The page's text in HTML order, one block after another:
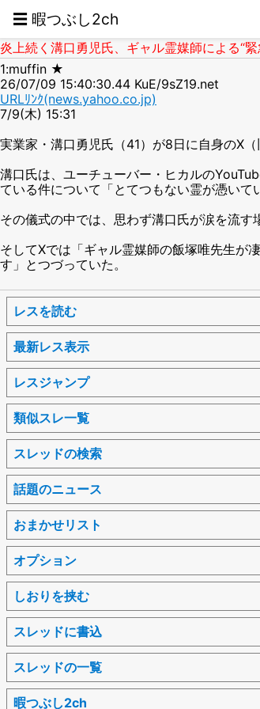
☰ 暇つぶし2ch
炎上続く溝口勇児氏、ギャル霊媒師による“
1:muffin ★
26/07/09 15:40:30.44 KuE/9sZ19.net
URLﾘﾝｸ(news.yahoo.co.jp)
7/9(木) 15:31
実業家・溝口勇児氏（41）が8日に自身のX
溝口氏は、ユーチューバー・ヒカルの
ている件について「とてつもない霊が憑いて
その儀式の中では、思わず溝口氏が涙を流
そしてXでは「ギャル霊媒師の飯塚唯先生が
す」とつづっていた。
レスを読む
最新レス表示
レスジャンプ
類似スレ一覧
スレッドの検索
話題のニュース
おまかせリスト
オプション
しおりを挟む
スレッドに書込
スレッドの一覧
暇つぶし2ch